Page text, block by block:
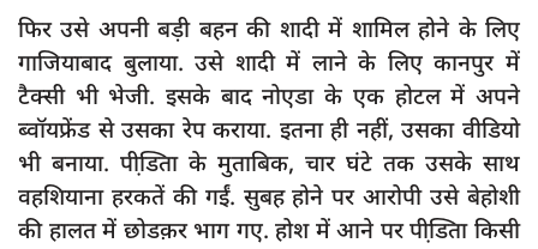
latest
प्रशासनिक
दुर्घटना
editors-pick
other
Login
फिर उसे अपनी बड़ी बहन की शादी में शामिल होने के लिए
गाजियाबाद बुलाया. उसे शादी में लाने के लिए कानपुर में
टैक्सी भी भेजी. इसके बाद नोएडा के एक होटल में अपने
ब्वॉयफ्रेंड से उसका रेप कराया. इतना ही नहीं, उसका वीडियो
भी बनाया. पीडि़ता के मुताबिक, चार घंटे तक उसके साथ
वहशियाना हरकतें की गईं. सुबह होने पर आरोपी उसे बेहोशी
की हालत में छोडक़र भाग गए. होश में आने पर पीडि़ता किसी